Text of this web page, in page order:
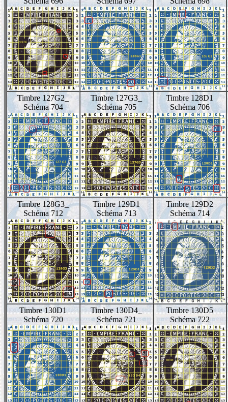
Timbre 127G2_
Schéma 704
Timbre 127G3_
Schéma 705
Timbre 128D1
Schéma 706
Timbre 128G3_
Schéma 712
Timbre 129D1
Schéma 713
Timbre 129D2
Schéma 714
Timbre 130D1
Schéma 720
Timbre 130D4_
Schéma 721
Timbre 130D5
Schéma 722